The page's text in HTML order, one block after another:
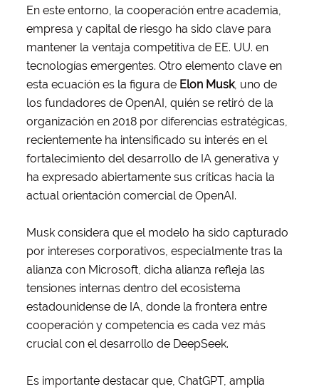
En este entorno, la cooperación entre academia,
empresa y capital de riesgo ha sido clave para
mantener la ventaja competitiva de EE. UU. en
tecnologías emergentes. Otro elemento clave en
esta ecuación es la figura de Elon Musk, uno de
los fundadores de OpenAI, quién se retiró de la
organización en 2018 por diferencias estratégicas,
recientemente ha intensificado su interés en el
fortalecimiento del desarrollo de IA generativa y
ha expresado abiertamente sus críticas hacia la
actual orientación comercial de OpenAI.
Musk considera que el modelo ha sido capturado
por intereses corporativos, especialmente tras la
alianza con Microsoft, dicha alianza refleja las
tensiones internas dentro del ecosistema
estadounidense de IA, donde la frontera entre
cooperación y competencia es cada vez más
crucial con el desarrollo de DeepSeek.
Es importante destacar que, ChatGPT, amplia